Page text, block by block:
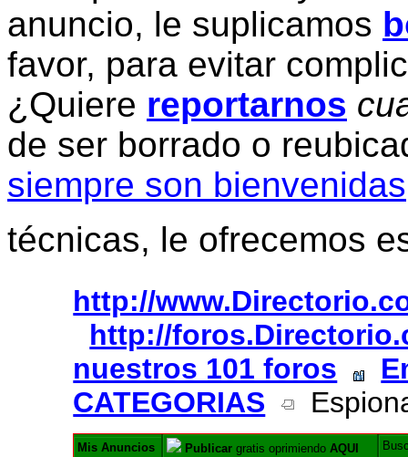
anuncio, le suplicamos
favor, para evitar
¿Quiere reportarnos
de ser borrado o
siempre son bienvenidas
técnicas, le ofrecemos
http://
http://
nuestros 101 foros
CATEGORIAS
Mis Anuncios Publicar gratis oprimiendoAQUI